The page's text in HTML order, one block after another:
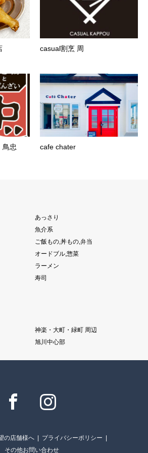
casual割烹 周
忠 cafe chater
あっさり
魚介系
ご飯もの,丼もの,弁当
オードブル,惣菜
ラーメン
寿司
神楽・大町・緑町 周辺
旭川中心部
の店舗様へ
プライバシーポリシー
その他お問い合わせ